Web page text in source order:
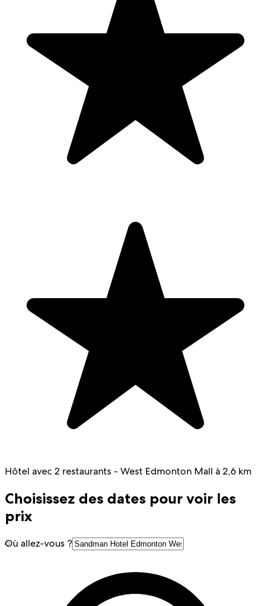
Hôtel avec 2 restaurants - West Edmonton Mall à 2,6 km
Choisissez des dates pour voir les
prix
Où allez-vous ?